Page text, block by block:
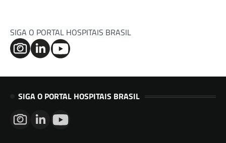
SIGA O PORTAL HOSPITAIS BRASIL
SIGA O PORTAL HOSPITAIS BRASIL